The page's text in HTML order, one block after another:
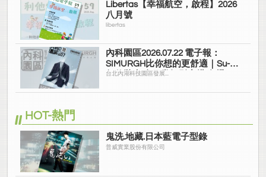
Libertas【幸福航空，啟程】2026
八月號
libertas
內科園區2026.07.22 電子報：
SIMURGH比你想的更舒適｜Su-Si
舒仕裝 都會日常輕鬆穿搭 免燙可
台北內湖科技園區發展...
HOT-熱門
鬼洗.地藏.日本藍電子型錄
普威實業股份有限公司